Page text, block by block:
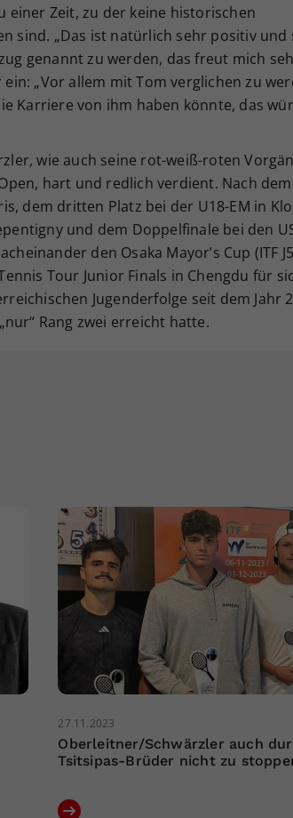
einer Zeit, zu der keine historischen
sind. „Das ist natürlich sehr positiv
genannt zu werden, das freut mich
„Vor allem mit Tom verglichen zu
Karriere von ihm haben könnte, das
wie auch seine rot-weiß-roten
hart und redlich verdient. Nach dem
dem dritten Platz bei der U18-EM in
und dem Doppelfinale bei den
den Osaka Mayor’s Cup (ITF
Tour Junior Finals in Chengdu für
Jugenderfolge seit dem Jahr
Rang zwei erreicht hatte.
27.11.2023
Oberleitner/Schwärzler auch
Tsitsipas-Brüder nicht zu